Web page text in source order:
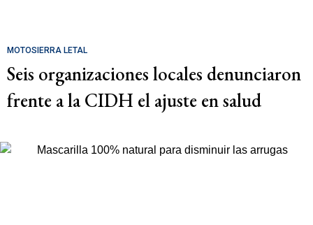
MOTOSIERRA LETAL
Seis organizaciones locales denunciaron
frente a la CIDH el ajuste en salud